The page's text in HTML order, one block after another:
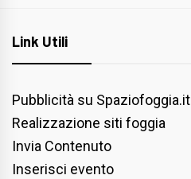
Link Utili
Pubblicità su Spaziofoggia.it
Realizzazione siti foggia
Invia Contenuto
Inserisci evento